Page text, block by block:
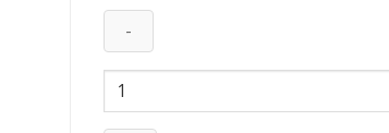
Exxent
Utstickare